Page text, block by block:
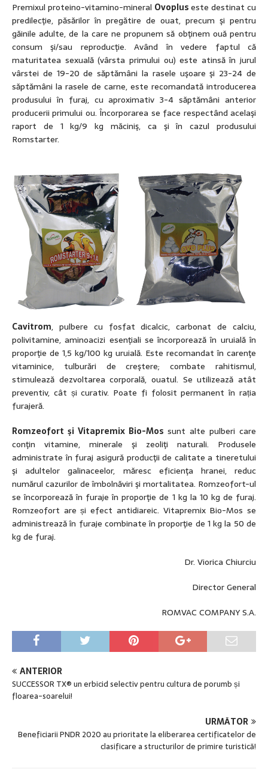
Premixul proteino-vitamino-mineral Ovopluseste destinat cu
predilecţie, păsărilor în pregătire de ouat, precum şi pentru
găinile adulte, de la care ne propunem să obţinem ouă pentru
consum şi/sau reproducţie. Având în vedere faptul că
maturitatea sexuală (vârsta primului ou) este atinsă în jurul
vârstei de 19-20 de săptămâni la rasele uşoare şi 23-24 de
săptămâni la rasele de carne, este recomandată introducerea
produsului în furaj, cu aproximativ 3-4 săptămâni anterior
producerii primului ou. Încorporarea se face respectând acelaşi
raport de 1 kg/9 kg măciniş, ca şi în cazul produsului
Romstarter.
Cavitrom, pulbere cu fosfat dicalcic, carbonat de calciu,
polivitamine, aminoacizi esenţiali se încorporează în uruială în
proporţie de 1,5 kg/100 kg uruială. Este recomandat în carenţe
vitaminice, tulburări de creştere; combate rahitismul,
stimulează dezvoltarea corporală, ouatul. Se utilizează atât
preventiv, cât și curativ. Poate fi folosit permanent în rația
furajeră.
Romzeofort şi Vitapremix Bio-Mos sunt alte pulberi care
conţin vitamine, minerale şi zeoliţi naturali. Produsele
administrate în furaj asigură producţii de calitate a tineretului
şi adultelor galinaceelor, măresc eficienţa hranei, reduc
numărul cazurilor de îmbolnăviri şi mortalitatea. Romzeofort-ul
se încorporează în furaje în proporţie de 1 kg la 10 kg de furaj.
Romzeofort are și efect antidiareic. Vitapremix Bio-Mos se
administrează în furaje combinate în proporţie de 1 kg la 50 de
kg de furaj.
Dr. Viorica Chiurciu
Director General
ROMVAC COMPANY S.A.
ANTERIOR
SUCCESSOR TX® un erbicid selectiv pentru cultura de porumb și
floarea-soarelui!
URMĂTOR
Beneficiarii PNDR 2020 au prioritate la eliberarea certificatelor de
clasificare a structurilor de primire turistică!